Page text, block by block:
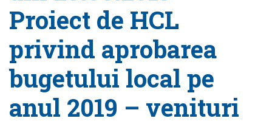
Proiect de HCL
privind aprobarea
bugetului local pe
anul 2019 – venituri